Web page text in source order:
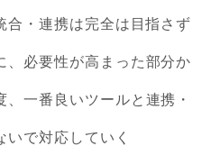
合・連携は完全は目指さず
、必要性が高まった部分か
、一番良いツールと連携・
いで対応していく